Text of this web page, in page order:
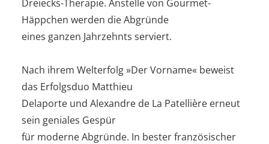
Dreiecks-Therapie. Anstelle von Gourmet-
Häppchen werden die Abgründe
eines ganzen Jahrzehnts serviert.
Nach ihrem Welterfolg »Der Vorname« beweist
das Erfolgsduo Matthieu
Delaporte und Alexandre de La Patellière erneut
sein geniales Gespür
für moderne Abgründe. In bester französischer